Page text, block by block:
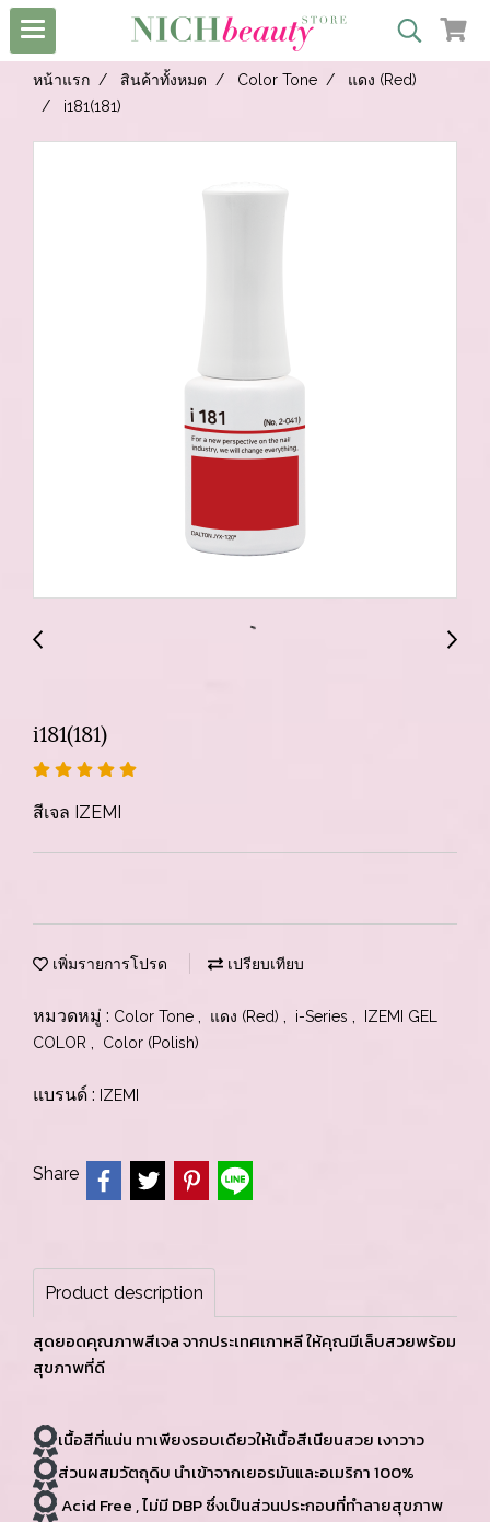
หน้าแรก สินค้าทั้งหมด Color Tone
แดง (Red)
i181(181)
i181(181)
สีเจล IZEMI
เพิ่มรายการโปรด เปรียบเทียบ
หมวดหมู่ : Color Tone , แดง (Red) , i-Series ,
IZEMI GEL
COLOR , Color (Polish)
แบรนด์ : IZEMI
Share
Product description
สุดยอดคุณภาพสีเจล จากประเทศเกาหลี ให้คุณมีเล็บสวยพร้อม
สุขภาพที่ดี
เนื้อสีที่แน่น ทาเพียงรอบเดียวให้เนื้อสีเนียนสวย เงาวาว
ส่วนผสมวัตถุดิบ นำเข้าจากเยอรมันและอเมริกา 100%
Acid Free , ไม่มี DBP ซึ่งเป็นส่วนประกอบที่ทำลายสุขภาพ